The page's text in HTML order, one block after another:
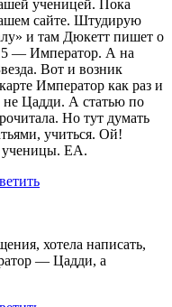
ученицей. Пока
сайте. Штудирую
и там Дюкетт пишет о
— Император. А на
Вот и возник
Император как раз и
не Цадди. А статью по
Но тут думать
учиться. Ой!
ученицы. ЕА.
хотела написать,
— Цадди, а